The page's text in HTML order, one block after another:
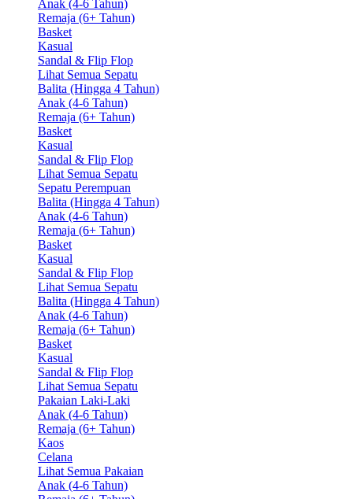
Anak (4-6 Tahun)
Remaja (6+ Tahun)
Basket
Kasual
Sandal & Flip Flop
Lihat Semua Sepatu
Balita (Hingga 4 Tahun)
Anak (4-6 Tahun)
Remaja (6+ Tahun)
Basket
Kasual
Sandal & Flip Flop
Lihat Semua Sepatu
Sepatu Perempuan
Balita (Hingga 4 Tahun)
Anak (4-6 Tahun)
Remaja (6+ Tahun)
Basket
Kasual
Sandal & Flip Flop
Lihat Semua Sepatu
Balita (Hingga 4 Tahun)
Anak (4-6 Tahun)
Remaja (6+ Tahun)
Basket
Kasual
Sandal & Flip Flop
Lihat Semua Sepatu
Pakaian Laki-Laki
Anak (4-6 Tahun)
Remaja (6+ Tahun)
Kaos
Celana
Lihat Semua Pakaian
Anak (4-6 Tahun)